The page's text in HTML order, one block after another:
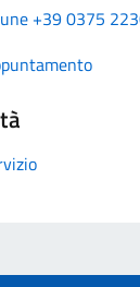
+39 0375